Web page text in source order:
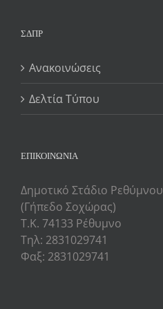
ΣΔΠΡ
Ανακοινώσεις
Δελτία Τύπου
ΕΠΙΚΟΙΝΩΝΙΑ
Δημοτικό Στάδιο Ρεθύμνου
(Γήπεδο Σοχώρας)
Τ.Κ. 74133 Ρέθυμνο
Τηλ: 2831029741
Φαξ: 2831029741